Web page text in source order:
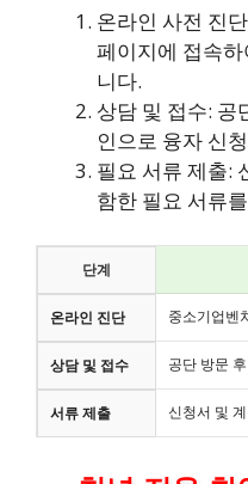
온라인 사전 진
페이지에 접속
니다.
상담 및 접수: 공
인으로 융자 신
필요 서류 제출:
함한 필요 서류
단계
온라인 진단 중소기업벤
상담 및 접수 공단 방문
서류 제출 신청서 및